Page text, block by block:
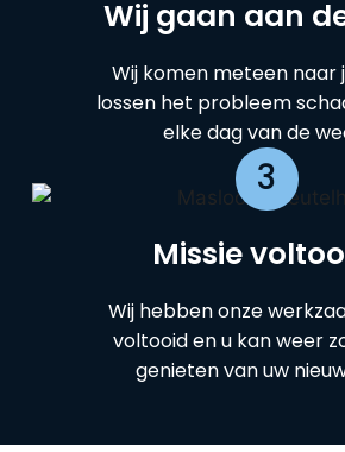
Wij gaan aan
Wij komen meteen naar
lossen het probleem
elke dag van de
3
Missie
Wij hebben onze
voltooid en u kan weer
genieten van uw